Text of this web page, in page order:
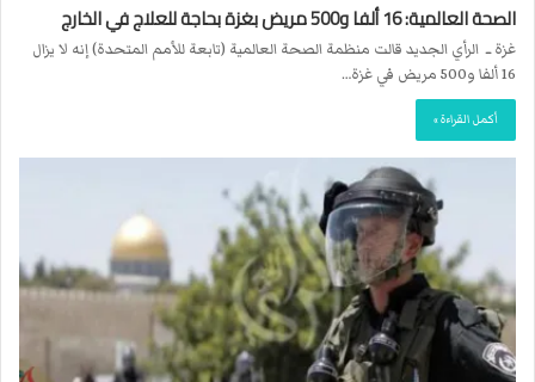
الصحة العالمية: 16 ألفا و500 مريض بغزة بحاجة للعلاج في الخارج
غزة ــ الرأي الجديد قالت منظمة الصحة العالمية (تابعة للأمم المتحدة) إنه لا يزال
16 ألفا و500 مريض في غزة…
أكمل القراءة »